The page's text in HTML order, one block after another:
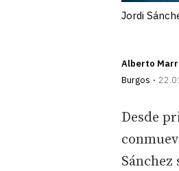
Jordi
Alberto
Burgos
Desde